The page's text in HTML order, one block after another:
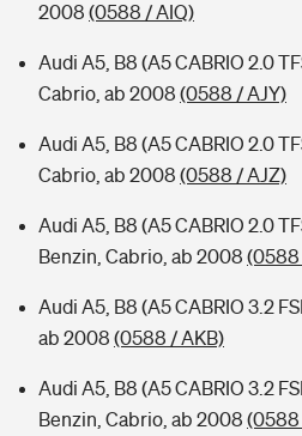
2008 (0588 / AIQ)
Audi A5, B8 (A5 CABRIO 2.0
Cabrio, ab 2008 (0588 / AJY)
Audi A5, B8 (A5 CABRIO 2.0
Cabrio, ab 2008 (0588 / AJZ)
Audi A5, B8 (A5 CABRIO 2.0
Benzin, Cabrio, ab 2008 (0588
Audi A5, B8 (A5 CABRIO 3.2
ab 2008 (0588 / AKB)
Audi A5, B8 (A5 CABRIO 3.2
Benzin, Cabrio, ab 2008 (0588